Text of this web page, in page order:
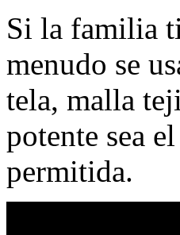
Si la familia
menudo se
tela, malla
potente sea
permitida.